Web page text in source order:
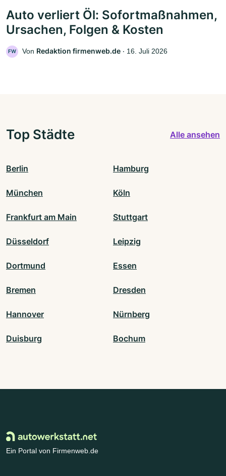
Auto verliert Öl: Sofortmaßnahmen,
Ursachen, Folgen & Kosten
FW Von Redaktion firmenweb.de ‧ 16. Juli 2026
Top Städte Alle ansehen
Berlin Hamburg
München Köln
Frankfurt am Main Stuttgart
Düsseldorf Leipzig
Dortmund Essen
Bremen Dresden
Hannover Nürnberg
Duisburg Bochum
Ein Portal von Firmenweb.de